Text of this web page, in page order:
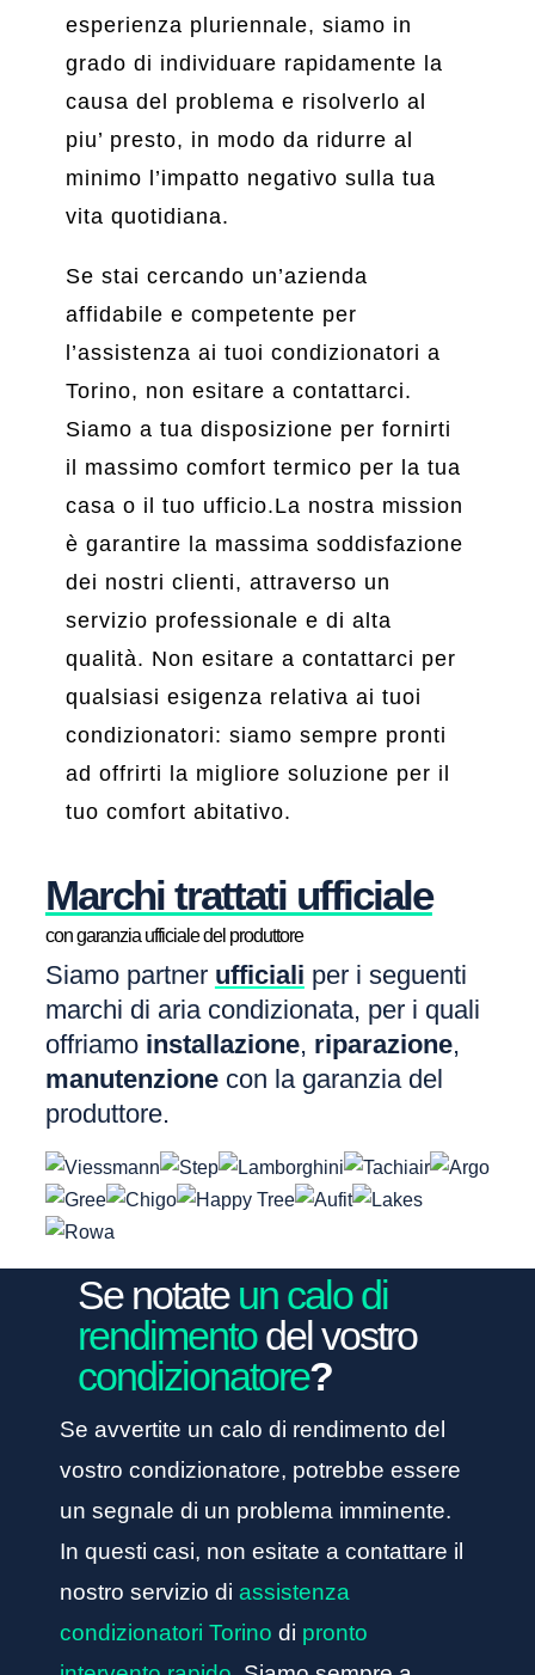
esperienza pluriennale, siamo in
grado di individuare rapidamente la
causa del problema e risolverlo al
piu’ presto, in modo da ridurre al
minimo l’impatto negativo sulla tua
vita quotidiana.
Se stai cercando un’azienda
affidabile e competente per
l’assistenza ai tuoi condizionatori a
Torino, non esitare a contattarci.
Siamo a tua disposizione per fornirti
il massimo comfort termico per la tua
casa o il tuo ufficio.La nostra mission
è garantire la massima soddisfazione
dei nostri clienti, attraverso un
servizio professionale e di alta
qualità. Non esitare a contattarci per
qualsiasi esigenza relativa ai tuoi
condizionatori: siamo sempre pronti
ad offrirti la migliore soluzione per il
tuo comfort abitativo.
Marchi trattati ufficiale
con garanzia ufficiale del produttore
Siamo partner ufficiali per i seguenti
marchi di aria condizionata, per i quali
offriamo installazione, riparazione,
manutenzionecon la garanzia del
produttore.
Se notate un calo di
rendimentodel vostro
condizionatore?
Se avvertite un calo di rendimento del
vostro condizionatore, potrebbe essere
un segnale di un problema imminente.
In questi casi, non esitate a contattare il
nostro servizio diassistenza
condizionatori Torino di pronto